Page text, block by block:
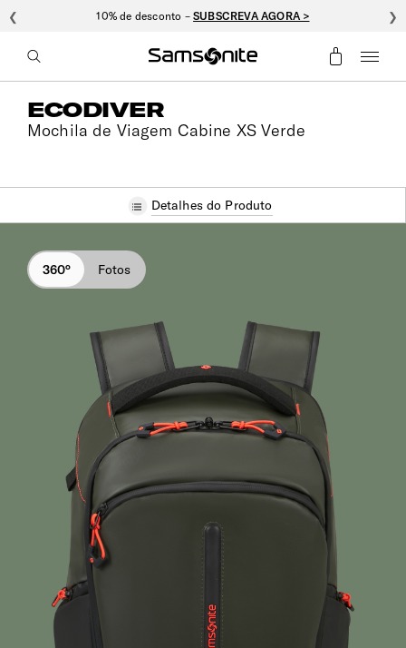
Nexis: oferta de personalização –VER COLEÇÃO >
❮ ❯
ECODIVER
Mochila de Viagem Cabine XS Verde
Detalhes do Produto
360° Fotos